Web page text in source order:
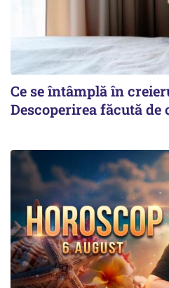
Ce se întâmplă în
Descoperirea făcută de